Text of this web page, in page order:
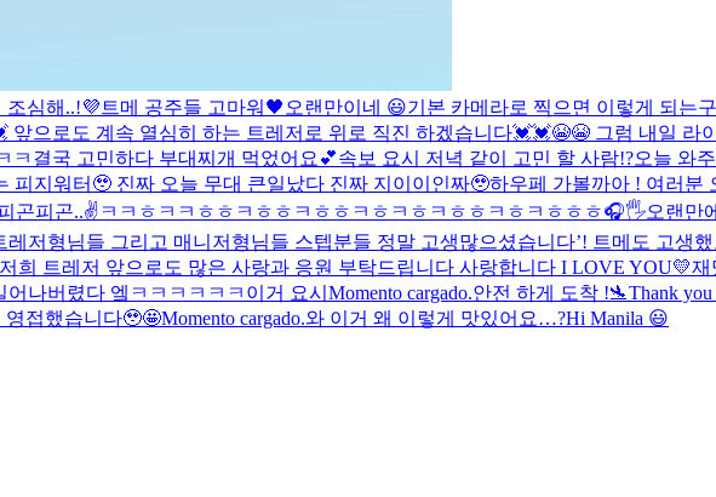
조심해..!💜 트메 공주들 고마워🖤 오랜만이네 😃기본 카메라로 찍으면 이렇게 되는
앞으로도 계속 열심히 하는 트레저로 위로 직진 하겠습니다💓💓😭😭 그럼 내일 라
ㅋ 결국 고민하다 부대찌개 먹었어요💕속보 요시 저녁 같이 고민 할 사람!?오늘 와
피지워터🥹 진짜 오늘 무대 큰일났다 진짜 지이이인짜🥹하우페 가볼까아 ! 여러분
곤피곤..✌️ ㅋㅋㅎㅋㅋㅎㅎㅋㅎㅎㅋㅎㅎㅋㅎㅋㅎㅋㅎㅎㅋㅎㅋㅎㅎㅎ🎧🖐오랜만
저형님들 그리고 매니저형님들 스텝분들 정말 고생많으셨습니다’! 트메도 고생
희 트레저 앞으로도 많은 사랑과 응원 부탁드립니다 사랑합니다 I LOVE YOU💛재
어나버렸다 엨ㅋㅋㅋㅋㅋㅋ이거 요시 Momento cargado.안전 하게 도착 !🛬Thank you
영접했습니다🥹🤩Momento cargado.와 이거 왜 이렇게 맛있어요…?Hi Manila 😃